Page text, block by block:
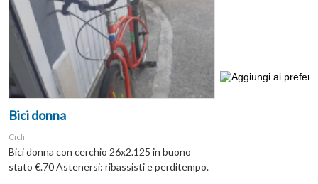
Bici donna
Cicli
Bici donna con cerchio 26x2.125 in buono
stato €.70 Astenersi: ribassisti e perditempo.